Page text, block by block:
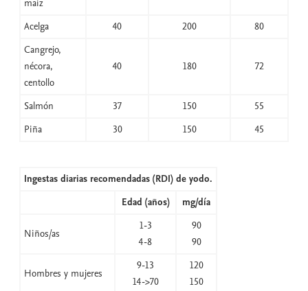
maíz
Acelga 40 200
80
Cangrejo,
nécora,
centollo
40 180 72
Salmón 37 150
55
Piña
30 150 45
Ingestas diarias recomendadas (RDI) de yodo.
Edad (años)
mg/día
Niños/as
1-3
4-8
90
90
Hombres y mujeres
9-13
14->70
120
150